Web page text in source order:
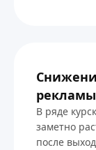
рекламы
В ряде
заметно
после